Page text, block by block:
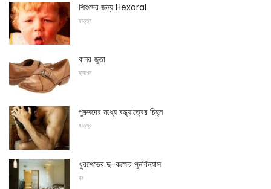
শিশুদের জন্য Hexoral
মাতৃত্ব
বানর জুতা
ফ্যাশন
পুরুষদের মধ্যে বন্ধ্যাত্বের চিহ্ন
মাতৃত্ব
খুরশেভের দু-কক্ষের পুনর্বিন্যাস
ঘর